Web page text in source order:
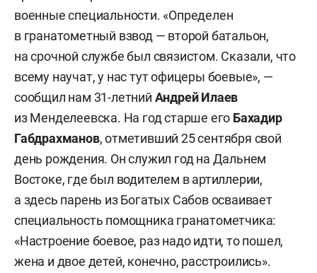
военные специальности. «Определен
в гранатометный взвод — второй батальон,
на срочной службе был связистом. Сказали, что
всему научат, у нас тут офицеры боевые», —
сообщил нам 31-летний Андрей Илаев
из Менделеевска. На год старше его Бахадир
Габдрахманов, отметивший 25 сентября свой
день рождения. Он служил год на Дальнем
Востоке, где был водителем в артиллерии,
а здесь парень из Богатых Сабов осваивает
специальность помощника гранатометчика:
«Настроение боевое, раз надо идти, то пошел,
жена и двое детей, конечно, расстроились».